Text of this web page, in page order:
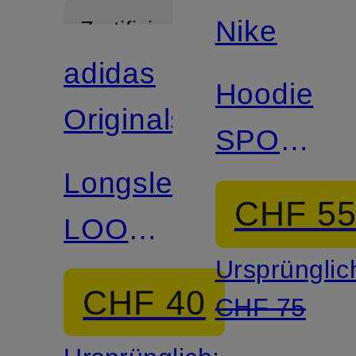
Zertifiziert
adidas
Originals
Longsleeve
LOOSE
LAYERED
LONG
CHF 40
Nike
Hoodie
CHILL
CHF
CHF 75